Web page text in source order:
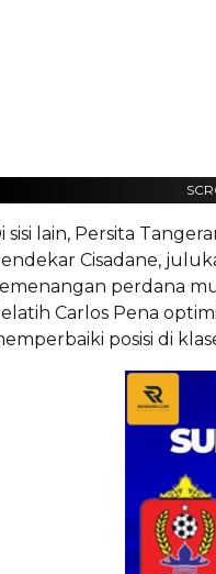
sisi lain, Persita
Cisadane,
perdana
Carlos Pena
posisi di